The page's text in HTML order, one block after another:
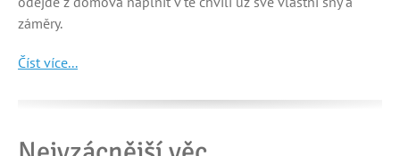
záměry.
Číst více...